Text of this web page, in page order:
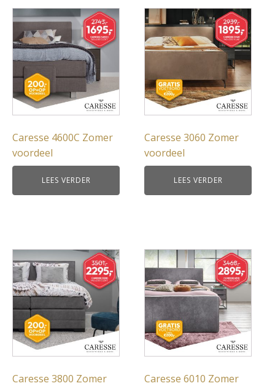
Caresse 4600C Zomer
voordeel
LEES VERDER
Caresse 3060 Zomer
voordeel
LEES VERDER
Caresse 3800 Zomer
Caresse 6010 Zomer